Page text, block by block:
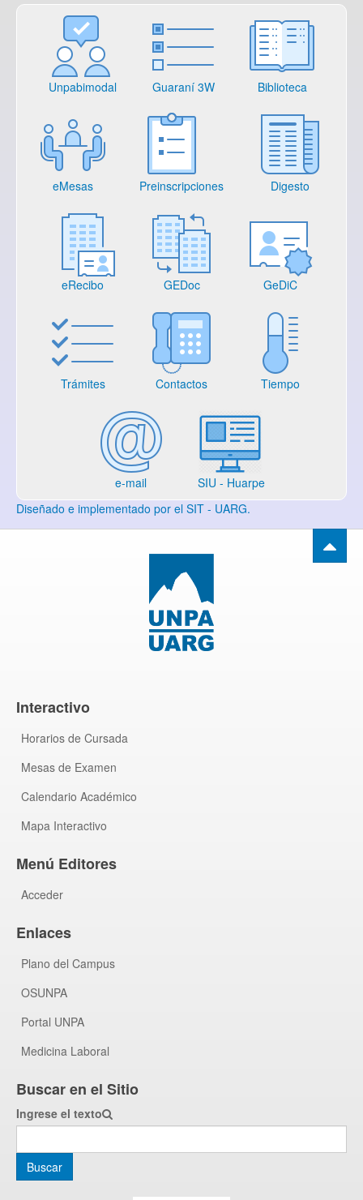
Unpabimodal Guaraní 3W Biblioteca
eMesas Preinscripciones Digesto
eRecibo GEDoc GeDiC
Trámites Contactos Tiempo
e-mail
SIU - Huarpe
Diseñado e implementado por el SIT - UARG.
Interactivo
Horarios de Cursada
Mesas de Examen
Calendario Académico
Mapa Interactivo
Menú Editores
Acceder
Enlaces
Plano del Campus
OSUNPA
Portal UNPA
Medicina Laboral
Buscar en el Sitio
Ingrese el texto
Buscar